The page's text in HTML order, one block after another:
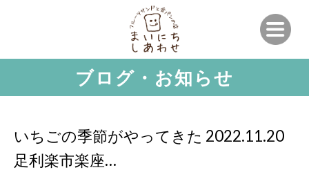
ブログ・お知らせ
いちごの季節がやってきた 2022.11.20
足利楽市楽座…